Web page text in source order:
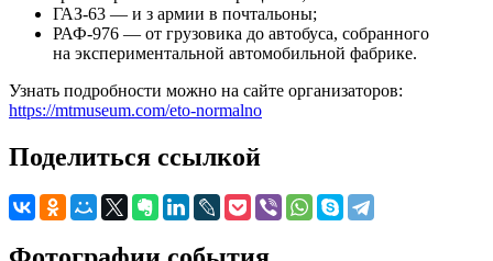
ГАЗ-63 — и з армии в почтальоны;
РАФ-976 — от грузовика до автобуса, собранного
на экспериментальной автомобильной фабрике.
Узнать подробности можно на сайте организаторов:
https://mtmuseum.com/eto-normalno
Поделиться ссылкой